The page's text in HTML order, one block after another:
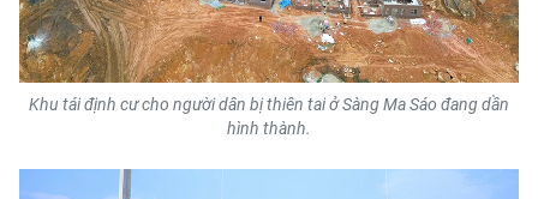
Khu tái định cư cho người dân bị thiên tai ở Sàng Ma Sáo đang dần
hình thành.